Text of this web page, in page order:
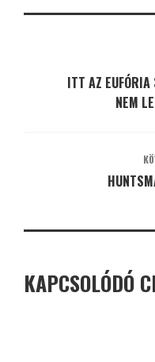
ITT AZ EUFÓRIA
NEM
KAPCSOLÓDÓ